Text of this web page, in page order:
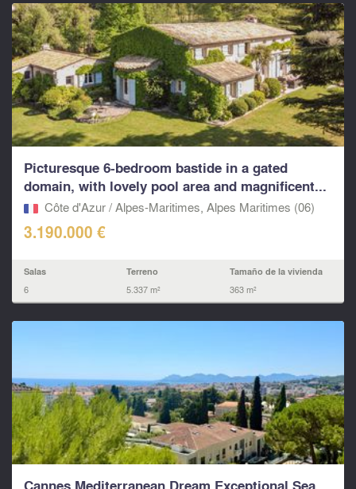
Picturesque 6-bedroom bastide in a gated
domain, with lovely pool area and magnificent...
Côte d'Azur / Alpes-Maritimes, Alpes Maritimes (06)
3.190.000 €
Salas
6
Terreno
5.337 m²
Tamaño de la vivienda
363 m²